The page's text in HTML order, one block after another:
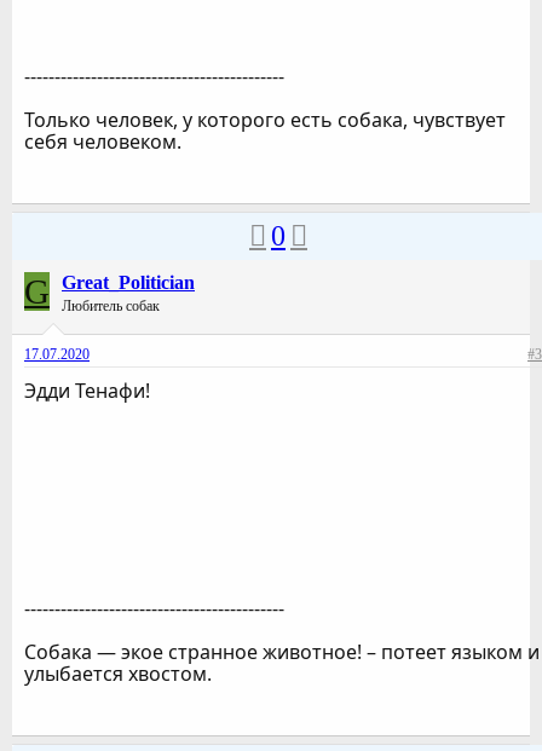
-------------------------------------------
Только человек, у которого есть собака, чувствует
себя человеком.
0
G Great_Politician
Любитель собак
17.07.2020 #3
Эдди Тенафи!
-------------------------------------------
Собака — экое странное животное! – потеет языком и
улыбается хвостом.